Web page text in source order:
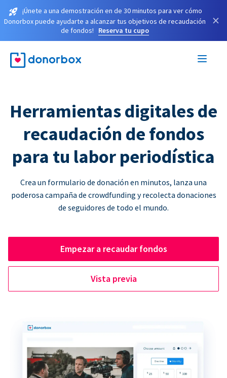
¡Únete a una demostración en de 30 minutos para ver cómo
Donorbox puede ayudarte a alcanzar tus objetivos de recaudación
de fondos!
Reserva tu cupo
×
Herramientas digitales de
recaudación de fondos
para tu labor periodística
Crea un formulario de donación en minutos, lanza una
poderosa campaña de crowdfunding y recolecta donaciones
de seguidores de todo el mundo.
Empezar a recaudar fondos
Vista previa